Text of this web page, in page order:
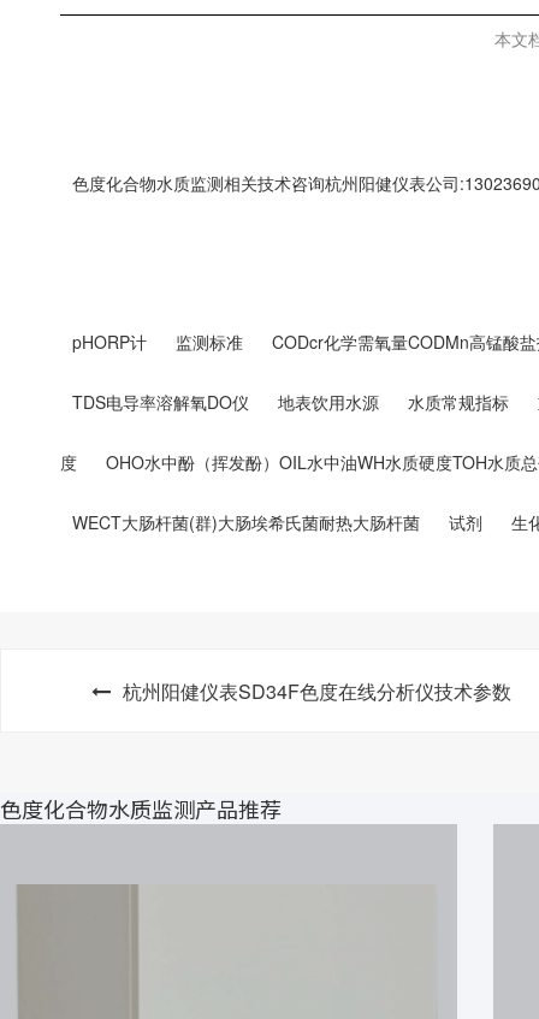
本文
色度化合物水质监测相关技术咨询杭州阳健仪表公司
pHORP计 监测标准 CODcr化学需氧量CODMn高锰酸
TDS电导率溶解氧DO仪 地表饮用水源 水质常规指标
度 OHO水中酚（挥发酚）OIL水中油WH水质硬度TOH水质
WECT大肠杆菌(群)大肠埃希氏菌耐热大肠杆菌 试剂 生
杭州阳健仪表SD34F色度在线分析仪技术参数
色度化合物水质监测产品推荐